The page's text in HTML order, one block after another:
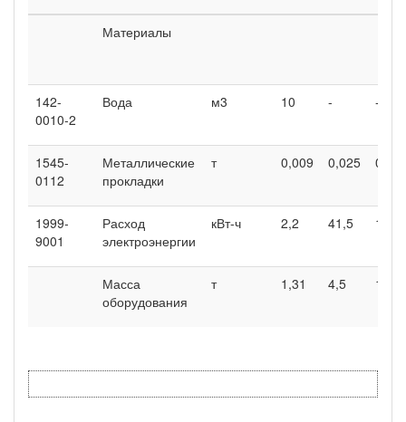
Материалы
142-
0010-2
Вода м3 10 - -
1545-
0112
Металлические
прокладки
т 0,009 0,025
1999-
9001
Расход
электроэнергии
кВт-ч 2,2 41,5 114
Масса
оборудования
т 1,31 4,5 18,5